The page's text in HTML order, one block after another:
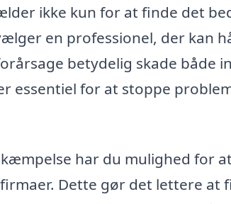
ikke kun for at finde det
en professionel, der kan
betydelig skade både
essentiel for at stoppe
har du mulighed for
Dette gør det lettere at